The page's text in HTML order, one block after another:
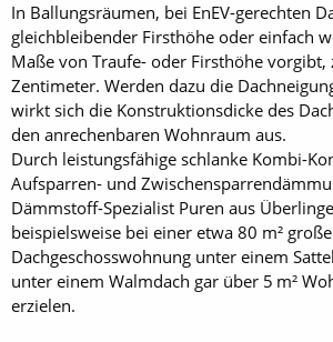
In Ballungsräumen, bei EnEV-gerechten
gleichbleibender Firsthöhe oder einfach
Maße von Traufe- oder Firsthöhe vorgibt,
Zentimeter. Werden dazu die
wirkt sich die Konstruktionsdicke des
den anrechenbaren Wohnraum aus.
Durch leistungsfähige schlanke Kombi-
Aufsparren- und
Dämmstoff-Spezialist Puren aus
beispielsweise bei einer etwa 80 m²
Dachgeschosswohnung unter einem
unter einem Walmdach gar über 5 m²
erzielen.